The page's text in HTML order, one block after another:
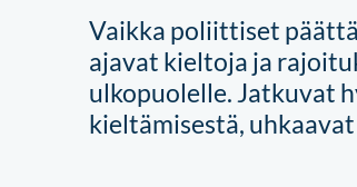
Vaikka poliittiset
ajavat kieltoja ja
ulkopuolelle. Jatkuvat
kieltämisestä,